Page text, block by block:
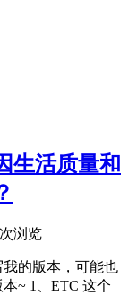
生活质量和
浏览
的版本，可能也
~ 1、ETC 这个